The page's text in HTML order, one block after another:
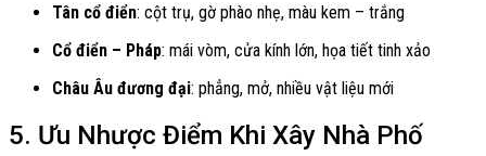
Tân cổ điển: cột trụ, gờ phào nhẹ, màu kem – trắng
Cổ điển – Pháp: mái vòm, cửa kính lớn, họa tiết tinh xảo
Châu Âu đương đại: phẳng, mở, nhiều vật liệu mới
5. Ưu Nhược Điểm Khi Xây Nhà Phố